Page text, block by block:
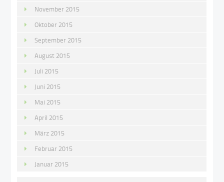
November 2015
Oktober 2015
September 2015
August 2015
Juli 2015
Juni 2015
Mai 2015
April 2015
März 2015
Februar 2015
Januar 2015